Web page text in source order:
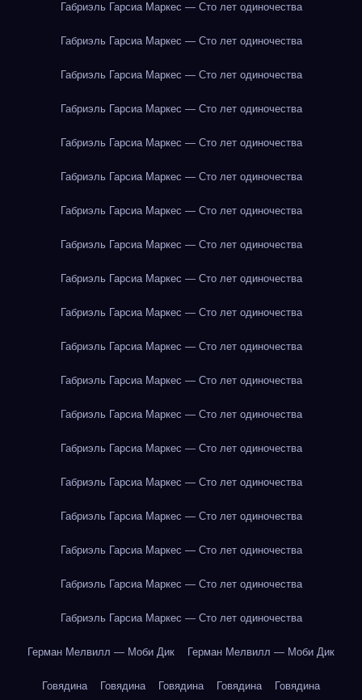
Габриэль Гарсиа Маркес — Сто лет одиночества
Габриэль Гарсиа Маркес — Сто лет одиночества
Габриэль Гарсиа Маркес — Сто лет одиночества
Габриэль Гарсиа Маркес — Сто лет одиночества
Габриэль Гарсиа Маркес — Сто лет одиночества
Габриэль Гарсиа Маркес — Сто лет одиночества
Габриэль Гарсиа Маркес — Сто лет одиночества
Габриэль Гарсиа Маркес — Сто лет одиночества
Габриэль Гарсиа Маркес — Сто лет одиночества
Габриэль Гарсиа Маркес — Сто лет одиночества
Габриэль Гарсиа Маркес — Сто лет одиночества
Габриэль Гарсиа Маркес — Сто лет одиночества
Габриэль Гарсиа Маркес — Сто лет одиночества
Габриэль Гарсиа Маркес — Сто лет одиночества
Габриэль Гарсиа Маркес — Сто лет одиночества
Габриэль Гарсиа Маркес — Сто лет одиночества
Габриэль Гарсиа Маркес — Сто лет одиночества
Габриэль Гарсиа Маркес — Сто лет одиночества
Габриэль Гарсиа Маркес — Сто лет одиночества
Герман Мелвилл — Моби Дик Герман Мелвилл — Моби Дик
Говядина Говядина Говядина Говядина Говядина